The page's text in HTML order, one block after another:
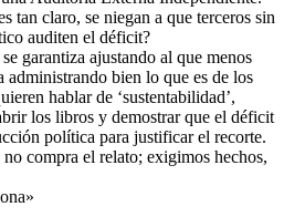
tan claro, se niegan a que terceros sin
auditen el déficit?
garantiza ajustando al que menos
administrando bien lo que es de los
hablar de ‘sustentabilidad’,
los libros y demostrar que el déficit
política para justificar el recorte.
compra el relato; exigimos hechos,